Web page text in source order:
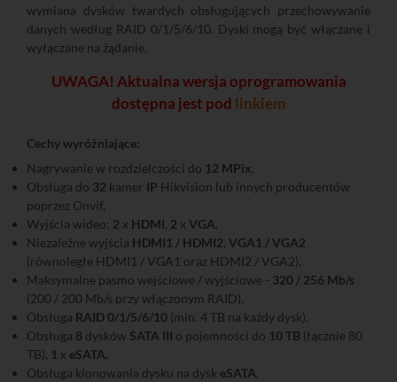
wymiana dysków twardych obsługujących przechowywanie
danych według RAID 0/1/5/6/10. Dyski mogą być włączane i
wyłączane na żądanie.
UWAGA! Aktualna wersja oprogramowania
dostępna jest pod linkiem
Cechy wyróżniające:
Nagrywanie w rozdzielczości do 12 MPix,
Obsługa do 32 kamer IP Hikvision lub innych producentów
poprzez Onvif,
Wyjścia wideo: 2 x HDMI, 2 x VGA,
Niezależne wyjścia HDMI1 / HDMI2, VGA1 / VGA2
(równoległe HDMI1 / VGA1 oraz HDMI2 / VGA2),
Maksymalne pasmo wejściowe / wyjściowe - 320 / 256 Mb/s
(200 / 200 Mb/s przy włączonym RAID),
Obsługa RAID 0/1/5/6/10 (min. 4 TB na każdy dysk),
Obsługa 8 dysków SATA III o pojemności do 10 TB (łącznie 80
TB), 1 x eSATA,
Obsługa klonowania dysku na dysk eSATA,